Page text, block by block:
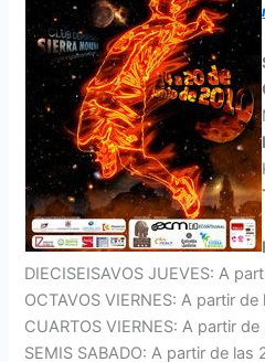
DIECISEISAVOS JUEVES: A
OCTAVOS VIERNES: A partir
CUARTOS VIERNES: A partir
SEMIS SABADO: A partir de las